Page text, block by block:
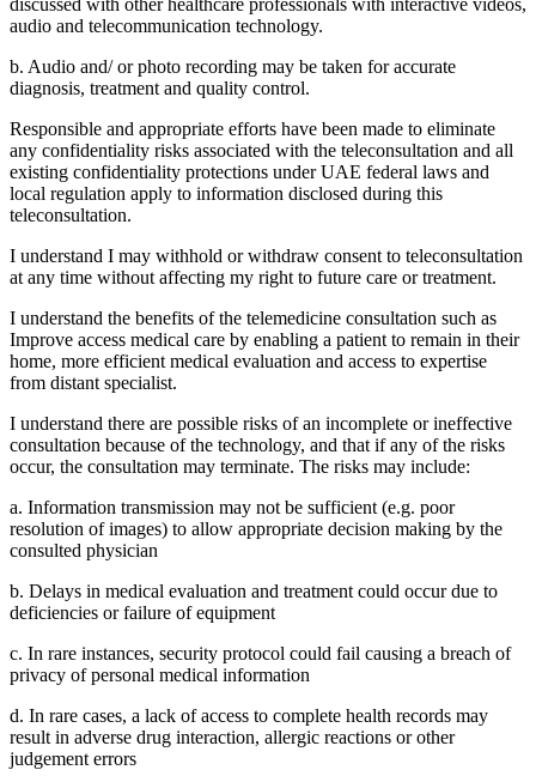
audio and telecommunication technology.
b. Audio and/ or photo recording may be taken for accurate
diagnosis, treatment and quality control.
Responsible and appropriate efforts have been made to eliminate
any confidentiality risks associated with the teleconsultation and all
existing confidentiality protections under UAE federal laws and
local regulation apply to information disclosed during this
teleconsultation.
I understand I may withhold or withdraw consent to teleconsultation
at any time without affecting my right to future care or treatment.
I understand the benefits of the telemedicine consultation such as
Improve access medical care by enabling a patient to remain in their
home, more efficient medical evaluation and access to expertise
from distant specialist.
I understand there are possible risks of an incomplete or ineffective
consultation because of the technology, and that if any of the risks
occur, the consultation may terminate. The risks may include:
a. Information transmission may not be sufficient (e.g. poor
resolution of images) to allow appropriate decision making by the
consulted physician
b. Delays in medical evaluation and treatment could occur due to
deficiencies or failure of equipment
c. In rare instances, security protocol could fail causing a breach of
privacy of personal medical information
d. In rare cases, a lack of access to complete health records may
result in adverse drug interaction, allergic reactions or other
judgement errors